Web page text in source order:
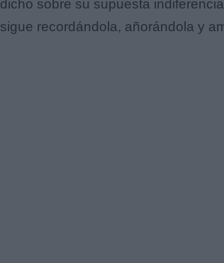
dicho sobre su supuesta
sigue recordándola, añorándola y